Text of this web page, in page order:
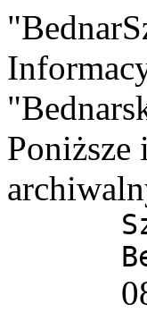
Poniższe